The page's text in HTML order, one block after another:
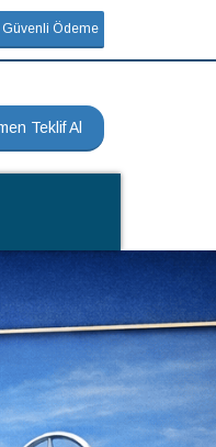
Güvenli Ödeme
Teklif Al